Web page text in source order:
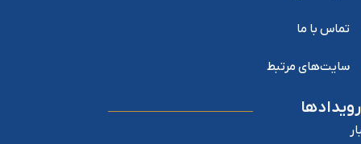
تماس با ما
سایت‌های مرتبط
رویدادها